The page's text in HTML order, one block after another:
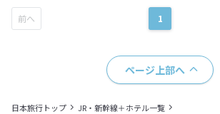
1
ページ上部へ
日本旅行トップ
JR・新幹線＋ホテル一覧